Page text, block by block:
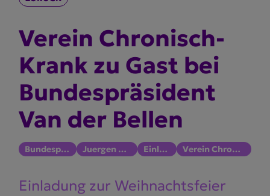
Verein Chronisch­
Krank zu Gast bei
Bundes­prä­sident
Van der Bellen
Bundespräsident Juergen Holzinger Einladung Verein ChronischKrank
Einladung zur Weihnachts­feier